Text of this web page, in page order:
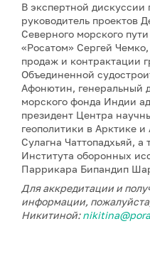
В экспертной дискуссии
руководитель проектов
Северного морского
«Росатом» Сергей
продаж и контрактации
Объединенной
Афонютин, генеральный
морского фонда Индии
президент Центра
геополитики в Арктике и
Сулагна Чаттопадхьяй,
Института оборонных
Паррикара Бипандип
Для аккредитации и
информации,
Никитиной: